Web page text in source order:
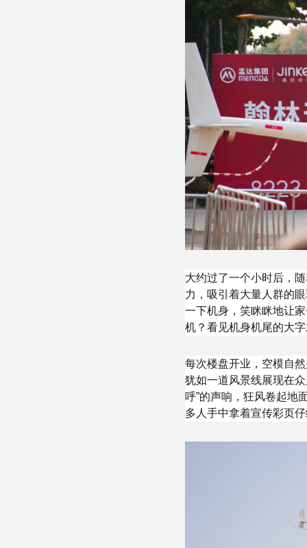
大约过了一个小时后，
力，吸引着大量人群的
一下机身，笑眯眯地让
机？看见机身机尾的大
每次楼盘开业，空模自
犹如一道风景线展现在
呼”的声响，狂风卷起地
多人手中拿着宣传彩页